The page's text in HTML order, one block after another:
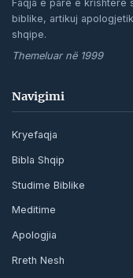
Faqja e parë e krishterë
biblike, artikuj
shqipe.
Themeluar në 1999
Navigimi
Kryefaqja
Bibla Shqip
Studime Biblike
Meditime
Apologjia
Rreth Nesh